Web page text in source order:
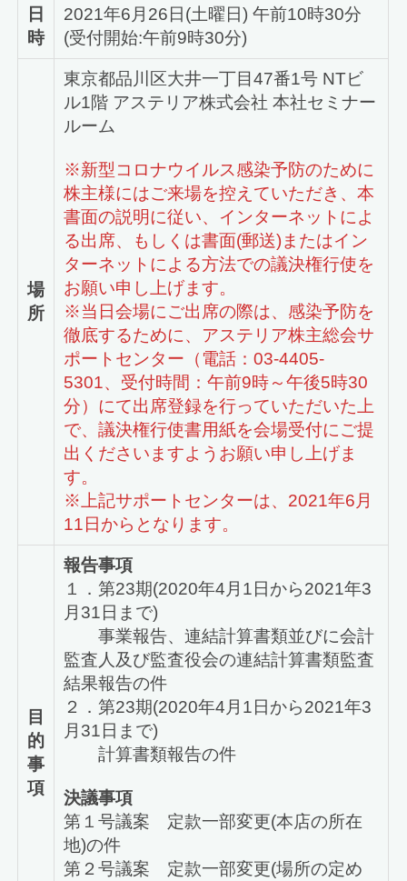
日
時
2021年6月26日(土曜日) 午前10時30分
(受付開始:午前9時30分)
場
所
東京都品川区大井一丁目47番1号 NTビ
ル1階 アステリア株式会社 本社セミナー
ルーム
※新型コロナウイルス感染予防のために
株主様にはご来場を控えていただき、本
書面の説明に従い、インターネットによ
る出席、もしくは書面(郵送)またはイン
ターネットによる方法での議決権行使を
お願い申し上げます。
※当日会場にご出席の際は、感染予防を
徹底するために、アステリア株主総会サ
ポートセンター（電話：03-4405-
5301、受付時間：午前9時～午後5時30
分）にて出席登録を行っていただいた上
で、議決権行使書用紙を会場受付にご提
出くださいますようお願い申し上げま
す。
※上記サポートセンターは、2021年6月
11日からとなります。
目
的
事
項
報告事項
１．第23期(2020年4月1日から2021年3
月31日まで)
事業報告、連結計算書類並びに会計
監査人及び監査役会の連結計算書類監査
結果報告の件
２．第23期(2020年4月1日から2021年3
月31日まで)
計算書類報告の件
決議事項
第１号議案 定款一部変更(本店の所在
地)の件
第２号議案 定款一部変更(場所の定め